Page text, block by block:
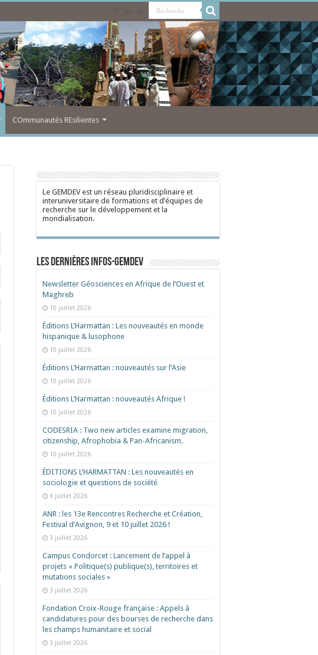
COmmunautés REsilientes
Le GEMDEV est un réseau pluridisciplinaire et
interuniversitaire de formations et d’équipes de
recherche sur le développement et la
mondialisation.
Les dernières Infos-Gemdev
Newsletter Géosciences en Afrique de l’Ouest et
Maghreb
10 juillet 2026
Éditions L’Harmattan : Les nouveautés en monde
hispanique & lusophone
10 juillet 2026
Éditions L’Harmattan : nouveautés sur l’Asie
10 juillet 2026
Éditions L’Harmattan : nouveautés Afrique !​
10 juillet 2026
CODESRIA : Two new articles examine migration,
citizenship, Afrophobia & Pan-Africanism.
10 juillet 2026
ÉDITIONS L’HARMATTAN : Les nouveautés en
sociologie et questions de société
6 juillet 2026
ANR : les 13e Rencontres Recherche et Création,
Festival d’Avignon, 9 et 10 juillet 2026 !
3 juillet 2026
Campus Condorcet : Lancement de l’appel à
projets « Politique(s) publique(s), territoires et
mutations sociales »
3 juillet 2026
Fondation Croix-Rouge française : Appels à
candidatures pour des bourses de recherche dans
les champs humanitaire et social
3 juillet 2026